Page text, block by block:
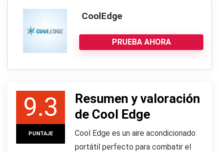
CoolEdge
PRUEBA AHORA
9.3
PUNTAJE
Resumen y valoración
de Cool Edge
Cool Edge es un aire acondicionado
portátil perfecto para combatir el